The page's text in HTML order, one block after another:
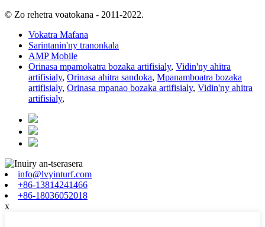
© Zo rehetra voatokana - 2011-2022.
Vokatra Mafana
Sarintanin'ny tranonkala
AMP Mobile
Orinasa mpamokatra bozaka artifisialy, Vidin'ny ahitra
artifisialy, Orinasa ahitra sandoka, Mpanamboatra bozaka
artifisialy, Orinasa mpanao bozaka artifisialy, Vidin'ny ahitra
artifisialy,
info@lvyinturf.com
+86-13814241466
+86-18036052018
x